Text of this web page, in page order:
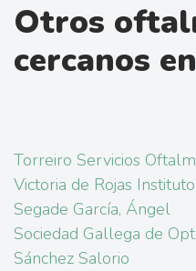
Otros
cercanos
Torreiro Servicios
Victoria de Rojas
Segade García, Ángel
Sociedad Gallega de
Sánchez Salorio